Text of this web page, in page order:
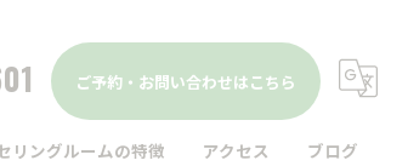
ご予約・お問い合わせはこちら
リングルームの特徴 アクセス ブログ